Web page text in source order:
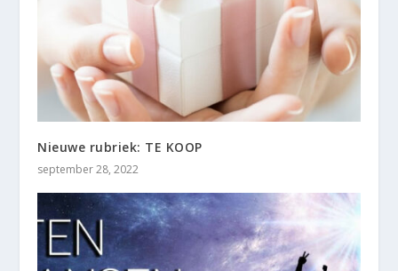
Nieuwe rubriek: TE KOOP
september 28, 2022